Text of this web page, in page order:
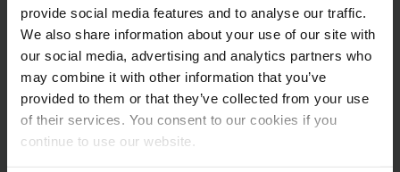
provide social media features and to analyse our traffic.
We also share information about your use of our site with
our social media, advertising and analytics partners who
may combine it with other information that you’ve
provided to them or that they’ve collected from your use
of their services. You consent to our cookies if you
continue to use our website.
*Při objednávce zadejte slevový kód "KATALOG". Sleva
platí pouze do 31.3.2021.